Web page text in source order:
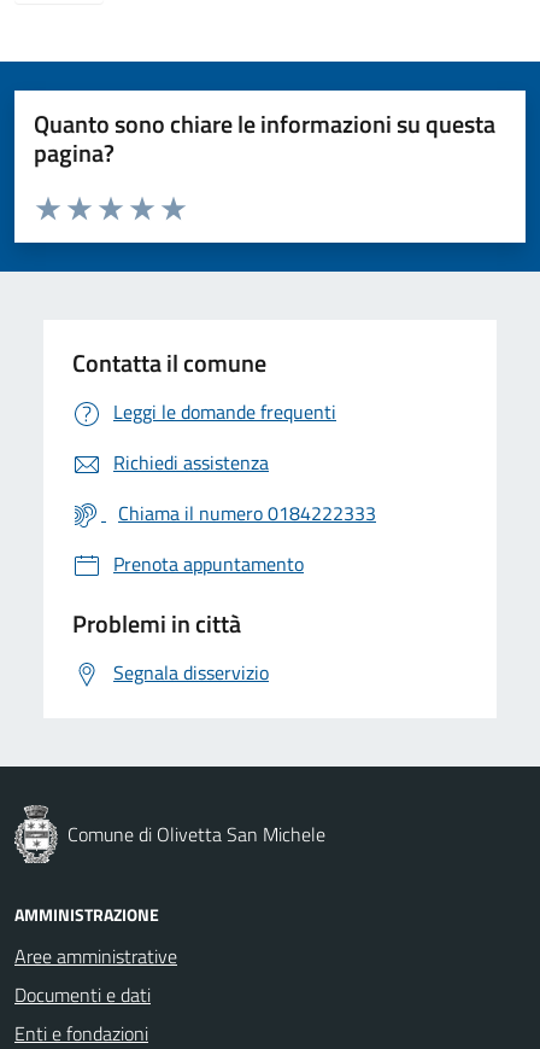
Quanto sono chiare le informazioni su questa
pagina?
Valuta da 1 a 5 stelle la pagina
Valuta 5 stelle su 5
Valuta 4 stelle su 5
Valuta 3 stelle su 5
Valuta 2 stelle su 5
Valuta 1 stelle su 5
Contatta il comune
Leggi le domande frequenti
Richiedi assistenza
Chiama il numero 0184222333
Prenota appuntamento
Problemi in città
Segnala disservizio
Comune di Olivetta San Michele
AMMINISTRAZIONE
Aree amministrative
Documenti e dati
Enti e fondazioni